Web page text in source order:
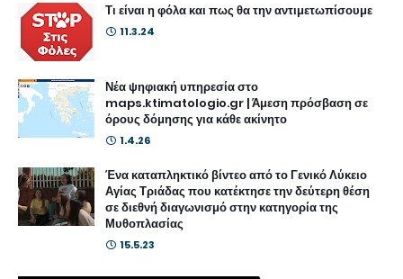
Τι είναι η φόλα και πως θα την αντιμετωπίσουμε
11.3.24
Νέα ψηφιακή υπηρεσία στο
maps.ktimatologio.gr | Άμεση πρόσβαση σε
όρους δόμησης για κάθε ακίνητο
1.4.26
Ένα καταπληκτικό βίντεο από το Γενικό Λύκειο
Αγίας Τριάδας που κατέκτησε την δεύτερη θέση
σε διεθνή διαγωνισμό στην κατηγορία της
Μυθοπλασίας
15.5.23